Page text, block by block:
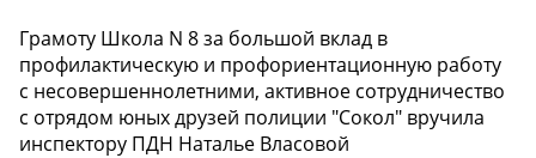
Грамоту Школа N 8 за большой вклад в
профилактическую и профориентационную работу
с несовершеннолетними, активное сотрудничество
с отрядом юных друзей полиции "Сокол" вручила
инспектору ПДН Наталье Власовой